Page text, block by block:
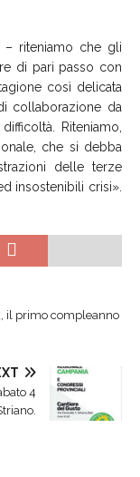
– riteniamo che gli
di pari passo con
così delicata
collaborazione da
Riteniamo,
che si debba
delle terze
insostenibili crisi».
il primo compleanno
4